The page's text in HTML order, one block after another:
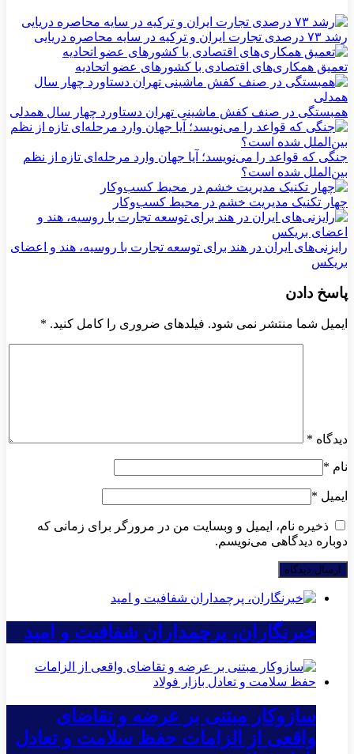
رشد ۷۳ درصدی تجارت ایران و ترکیه در سایه محاصره دریایی
تعمیق همکاری‌های اقتصادی با کشورهای عضو اتحادیه
همبستگی در صنف کفش ماشینی تهران دستاورد چهار سال همدلی
جنگی که قواعد را می‌نویسد؛ آیا جهان وارد مرحله‌ای تازه از نظم
بین‌الملل شده است؟
چهار تکنیک مدیریت خشم در محیط کسب‌وکار
رایزنی‌های ایران در هند برای توسعه تجارت با روسیه، هند و اعضای
بریکس
پاسخ دادن
ایمیل شما منتشر نمی شود. فیلدهای ضروری را کامل کنید. *
دیدگاه *
نام *
ایمیل *
ذخیره نام، ایمیل و وبسایت من در مرورگر برای زمانی که
دوباره دیدگاهی می‌نویسم.
خبرنگاران، پرچمداران شفافیت و امید
سازوکار مبتنی بر عرضه و تقاضای
واقعی از الزامات حفظ سلامت و تعادل